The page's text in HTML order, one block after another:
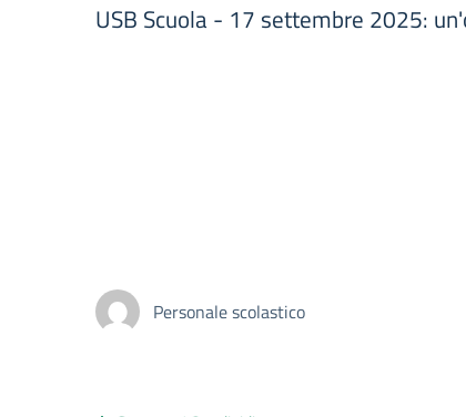
USB Scuola - 17 settembre 2025:
Personale scolastico